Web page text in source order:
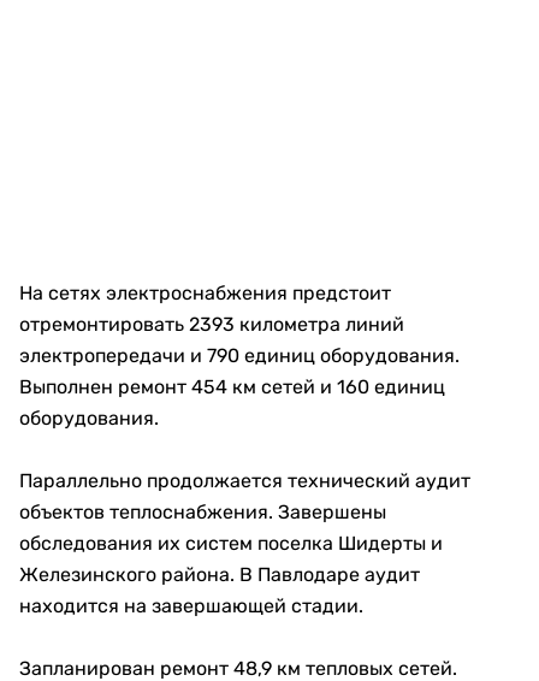
На сетях электроснабжения предстоит
отремонтировать 2393 километра линий
электропередачи и 790 единиц оборудования.
Выполнен ремонт 454 км сетей и 160 единиц
оборудования.
Параллельно продолжается технический аудит
объектов теплоснабжения. Завершены
обследования их систем поселка Шидерты и
Железинского района. В Павлодаре аудит
находится на завершающей стадии.
Запланирован ремонт 48,9 км тепловых сетей.